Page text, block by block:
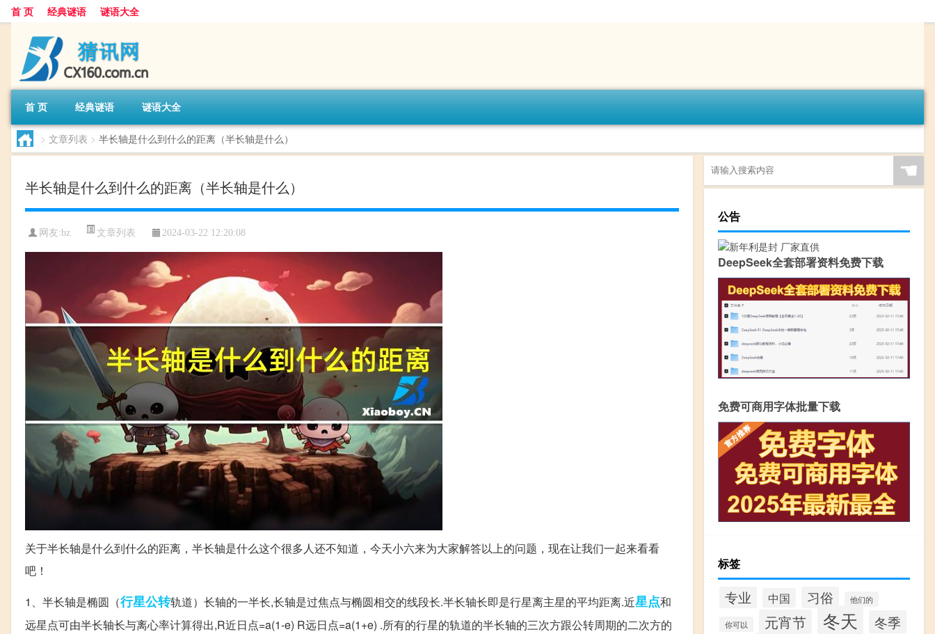
首 页 经典谜语 谜语大全
首 页 经典谜语 谜语大全
> 文章列表 > 半长轴是什么到什么的距离（半长轴是什么）
半长轴是什么到什么的距离（半长轴是什么）
网友:bz 文章列表 2024-03-22 12:20:08
关于半长轴是什么到什么的距离，半长轴是什么这个很多人还不知道，今天小六来为大家解答以上的问题，现在让我们一起来看看
吧！
1、半长轴是椭圆（行星公转轨道）长轴的一半长,长轴是过焦点与椭圆相交的线段长.半长轴长即是行星离主星的平均距离.近星点和
远星点可由半长轴长与离心率计算得出,R近日点=a(1-e) R远日点=a(1+e) .所有的行星的轨道的半长轴的三次方跟公转周期的二次方的
☚
公告
DeepSeek全套部署资料免费下载
免费可商用字体批量下载
标签
专业 中国 习俗 他们的
你可以 元宵节 冬天 冬季